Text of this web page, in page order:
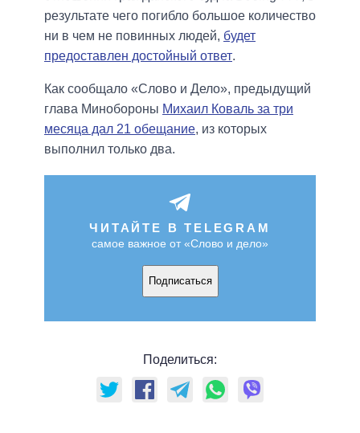
результате чего погибло большое количество
ни в чем не повинных людей, будет
предоставлен достойный ответ.
Как сообщало «Слово и Дело», предыдущий
глава Минобороны Михаил Коваль за три
месяца дал 21 обещание, из которых
выполнил только два.
ЧИТАЙТЕ В TELEGRAM
самое важное от «Слово и дело»
Подписаться
Поделиться: